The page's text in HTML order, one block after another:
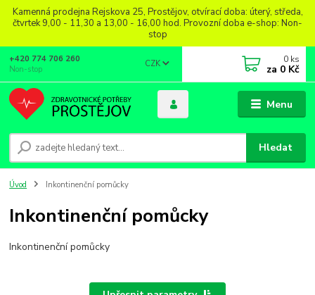
Kamenná prodejna Rejskova 25, Prostějov, otvírací doba: úterý, středa,
čtvrtek 9,00 - 11,30 a 13,00 - 16,00 hod. Provozní doba e-shop: Non-
stop
Menu
CZK
Hledat
+420 774 706 260
Non-stop
0 ks
za 0 Kč
Úvod Inkontinenční pomůcky
Inkontinenční pomůcky
Inkontinenční pomůcky